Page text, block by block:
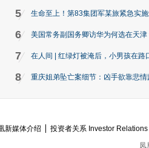
5 生命至上！第83集团军某旅紧急实
6 美国常务副国务卿访华为何选在天
7 在人间 | 红绿灯被淹后，小男孩在路
8 重庆姐弟坠亡案细节：凶手欲靠悲
新媒体介绍 投资者关系 Investor Relations
凤